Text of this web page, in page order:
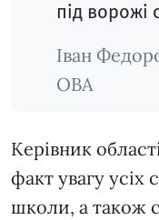
під ворожі
Іван
ОВА
Керівник
факт увагу усіх
школи, а також